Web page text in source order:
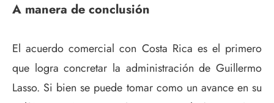
A manera de conclusión
El acuerdo comercial con Costa Rica es el primero
que logra concretar la administración de Guillermo
Lasso. Si bien se puede tomar como un avance en su